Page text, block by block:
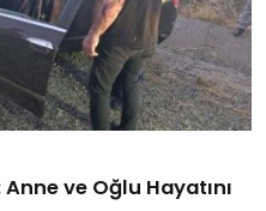
ve Oğlu Hayatını